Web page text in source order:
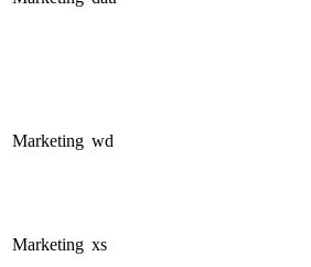
Marketing wd
Marketing xs